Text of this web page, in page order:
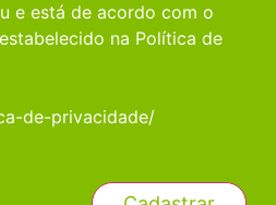
e está de acordo com o
na Política de
de-privacidade/